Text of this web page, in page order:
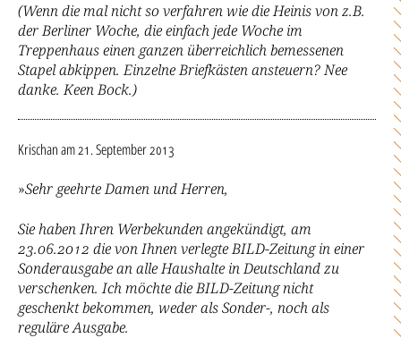
(Wenn die mal nicht so verfahren wie die Heinis von z.B.
der Berliner Woche, die einfach jede Woche im
Treppenhaus einen ganzen überreichlich bemessenen
Stapel abkippen. Einzelne Briefkästen ansteuern? Nee
danke. Keen Bock.)
Krischanam 21. September 2013
»Sehr geehrte Damen und Herren,
Sie haben Ihren Werbekunden angekündigt, am
23.06.2012 die von Ihnen verlegte BILD-Zeitung in einer
Sonderausgabe an alle Haushalte in Deutschland zu
verschenken. Ich möchte die BILD-Zeitung nicht
geschenkt bekommen, weder als Sonder-, noch als
reguläre Ausgabe.